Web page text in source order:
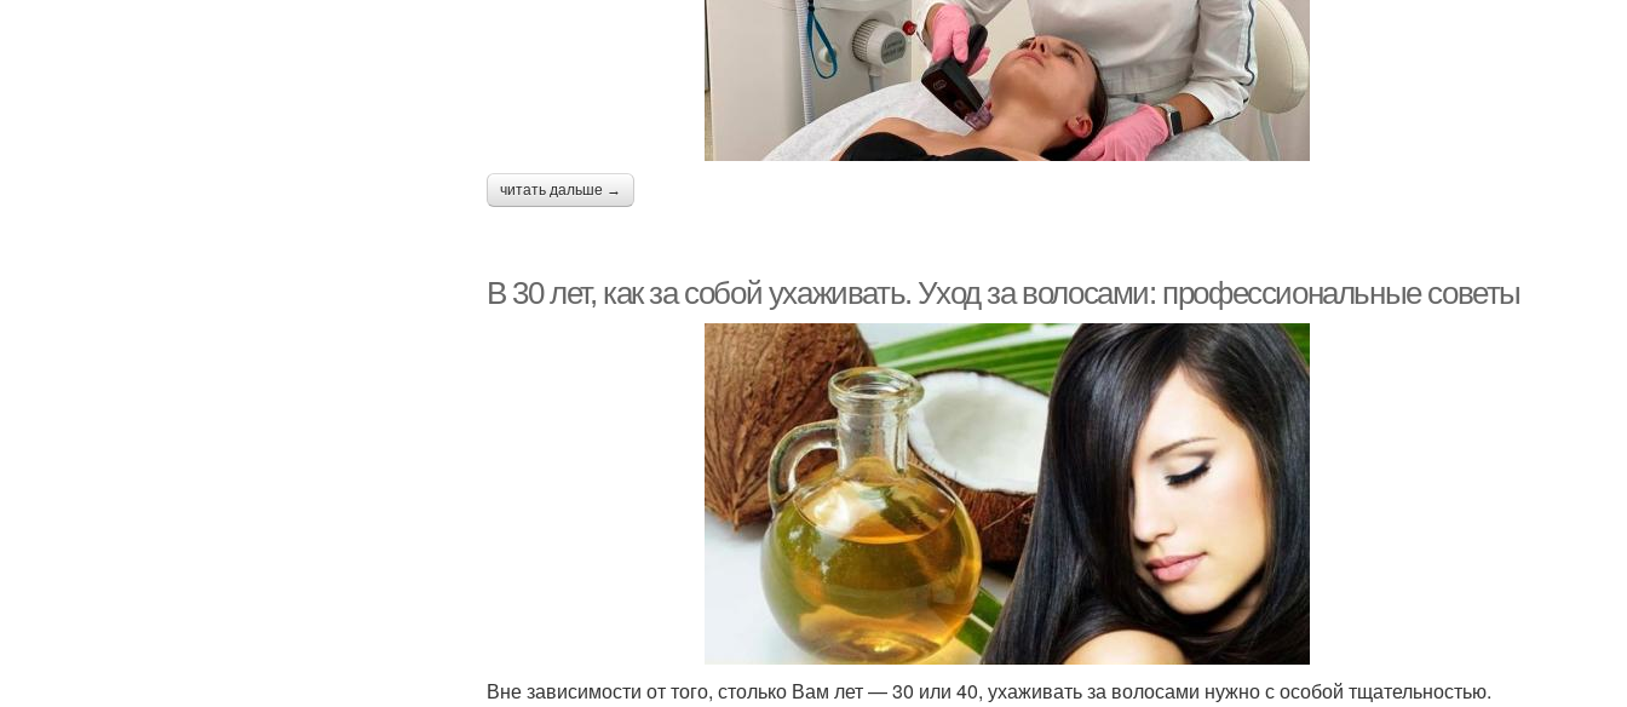
читать дальше →
В 30 лет, как за собой ухаживать. Уход за волосами: профессиональные советы
Вне зависимости от того, столько Вам лет — 30 или 40, ухаживать за волосами нужно с особой тщательностью.